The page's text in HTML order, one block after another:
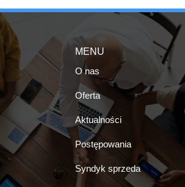
MENU
O nas
Oferta
Aktualności
Postępowania
Syndyk sprzeda